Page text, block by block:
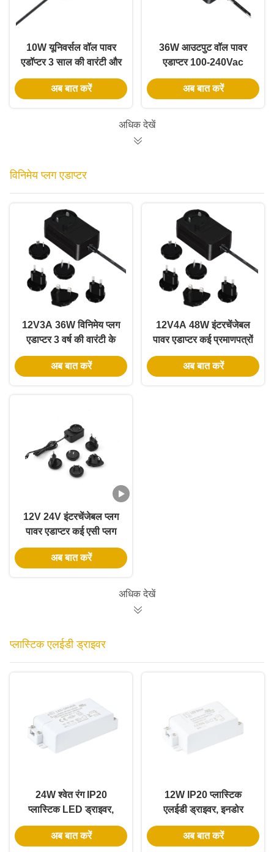
10W यूनिवर्सल वॉल पावर
एडॉप्टर 3 साल की वारंटी और
कई आउटपुट वोल्टेज के साथ
अब बात करें
36W आउटपुट वॉल पावर
एडाप्टर 100-240Vac
इनपुट और विश्वसनीय एसी
डीसी बिजली आपूर्ति के लिए 3
अब बात करें
अधिक देखें
विनिमेय प्लग एडाप्टर
12V3A 36W विनिमेय प्लग
एडाप्टर 3 वर्ष की वारंटी के
साथ एसी डीसी पावर एडाप्टर
अब बात करें
12V4A 48W इंटरचेंजेबल
पावर एडाप्टर कई प्रमाणपत्रों
और सार्वभौमिक एसी इनपुट के
साथ
अब बात करें
12V 24V इंटरचेंजेबल प्लग
पावर एडाप्टर कई एसी प्लग
और 3 साल की वारंटी के साथ
अब बात करें
अधिक देखें
प्लास्टिक एलईडी ड्राइवर
24W श्वेत रंग IP20
प्लास्टिक LED ड्राइवर,
इनडोर प्रकाश व्यवस्था के
लिए स्थिर वोल्टेज के साथ
अब बात करें
12W IP20 प्लास्टिक
एलईडी ड्राइवर, इनडोर
लाइटिंग के लिए, स्थिर वोल्टेज
और यूनिवर्सल इनपुट के साथ
अब बात करें